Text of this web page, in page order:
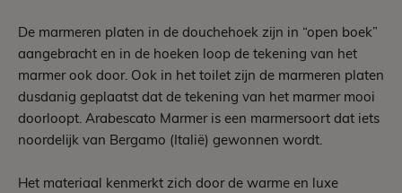
De marmeren platen in de douchehoek zijn in “open boek”
aangebracht en in de hoeken loop de tekening van het
marmer ook door. Ook in het toilet zijn de marmeren platen
dusdanig geplaatst dat de tekening van het marmer mooi
doorloopt. Arabescato Marmer is een marmersoort dat iets
noordelijk van Bergamo (Italië) gewonnen wordt.
Het materiaal kenmerkt zich door de warme en luxe